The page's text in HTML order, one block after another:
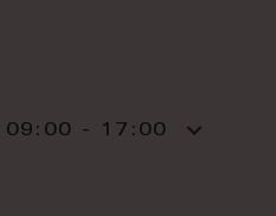
09:00 - 17:00